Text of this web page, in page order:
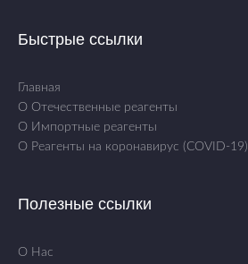
Быстрые ссылки
Главная
О Отечественные реагенты
О Импортные реагенты
О Реагенты на коронавирус (COVID-19)
Полезные ссылки
О Нас